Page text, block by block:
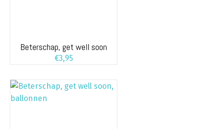
Beterschap, get well soon
€3,95